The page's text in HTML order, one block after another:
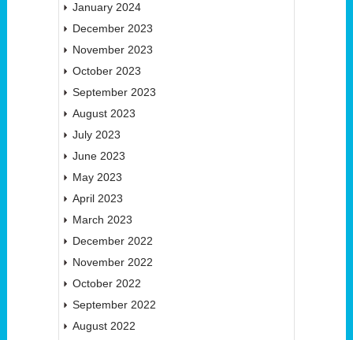
January 2024
December 2023
November 2023
October 2023
September 2023
August 2023
July 2023
June 2023
May 2023
April 2023
March 2023
December 2022
November 2022
October 2022
September 2022
August 2022